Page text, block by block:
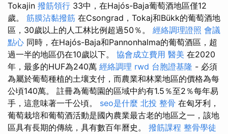
Tokajin 撥筋領行 33中，在Hajós-Baja葡萄酒地區僅12
歲。 筋膜沾黏撥筋 在Csongrad，Tokaj和Bükk的葡萄酒地
區，30歲以上的人工林比例超過50％。 經絡調理證照 會議
點心 同時，在Hajós-Baja和Pannonhalma的葡萄酒區，超
過一半的地區仍在10歲以下。 協會成立費用 醫美 在2020
年，最多的HUF為240萬 經絡調理 rwd 台胞證基隆 - 必須
為屬於葡萄種植的土壤支付，而農業和林業地區的價格為每
公頃140萬。 註冊為葡萄園的區域中約有1.5％至2％每年易
手，這意味著一千公頃。 seo是什麼 北投 整骨 在匈牙利，
葡萄栽培和葡萄酒活動是國內農業最古老的地區之一，該地
區具有長期的傳統，具有數百年曆史。 撥筋課程 整骨學徒